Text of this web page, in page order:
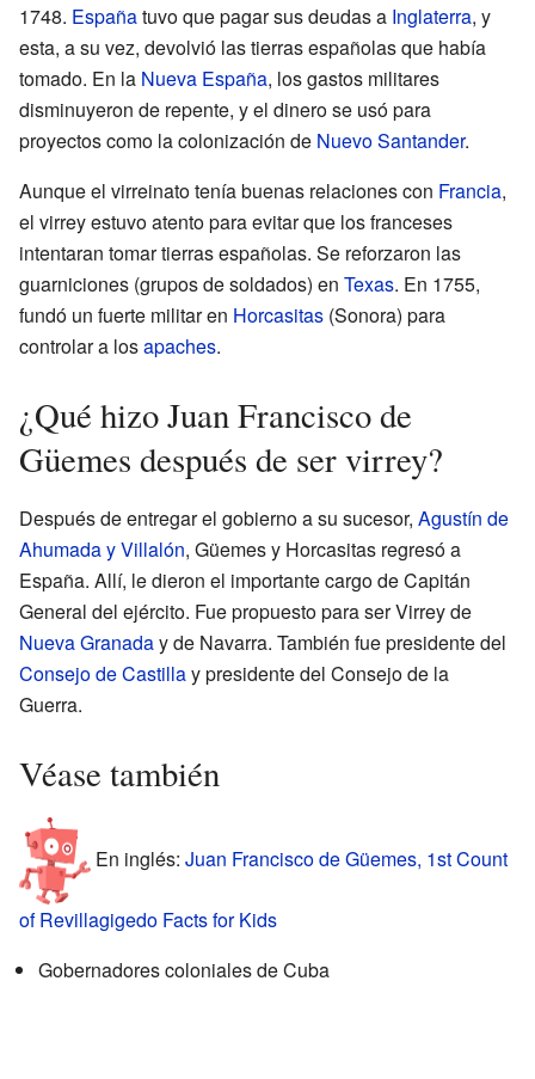
1748. Españatuvo que pagar sus deudas a Inglaterra, y
esta, a su vez, devolvió las tierras españolas que había
tomado. En la Nueva España, los gastos militares
disminuyeron de repente, y el dinero se usó para
proyectos como la colonización de Nuevo Santander.
Aunque el virreinato tenía buenas relaciones con Francia,
el virrey estuvo atento para evitar que los franceses
intentaran tomar tierras españolas. Se reforzaron las
guarniciones (grupos de soldados) en Texas. En 1755,
fundó un fuerte militar en Horcasitas (Sonora) para
controlar a losapaches.
¿Qué hizo Juan Francisco de
Güemes después de ser virrey?
Después de entregar el gobierno a su sucesor, Agustín de
Ahumada y Villalón, Güemes y Horcasitas regresó a
España. Allí, le dieron el importante cargo de Capitán
General del ejército. Fue propuesto para ser Virrey de
Nueva Granaday de Navarra. También fue presidente del
Consejo de Castillay presidente del Consejo de la
Guerra.
Véase también
En inglés: Juan Francisco de Güemes, 1st Count
of Revillagigedo Facts for Kids
Gobernadores coloniales de Cuba